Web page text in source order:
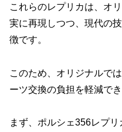
これらのレプリカは、オ
実に再現しつつ、現代の
徴です。
このため、オリジナルで
ーツ交換の負担を軽減で
まず、ポルシェ356レプ